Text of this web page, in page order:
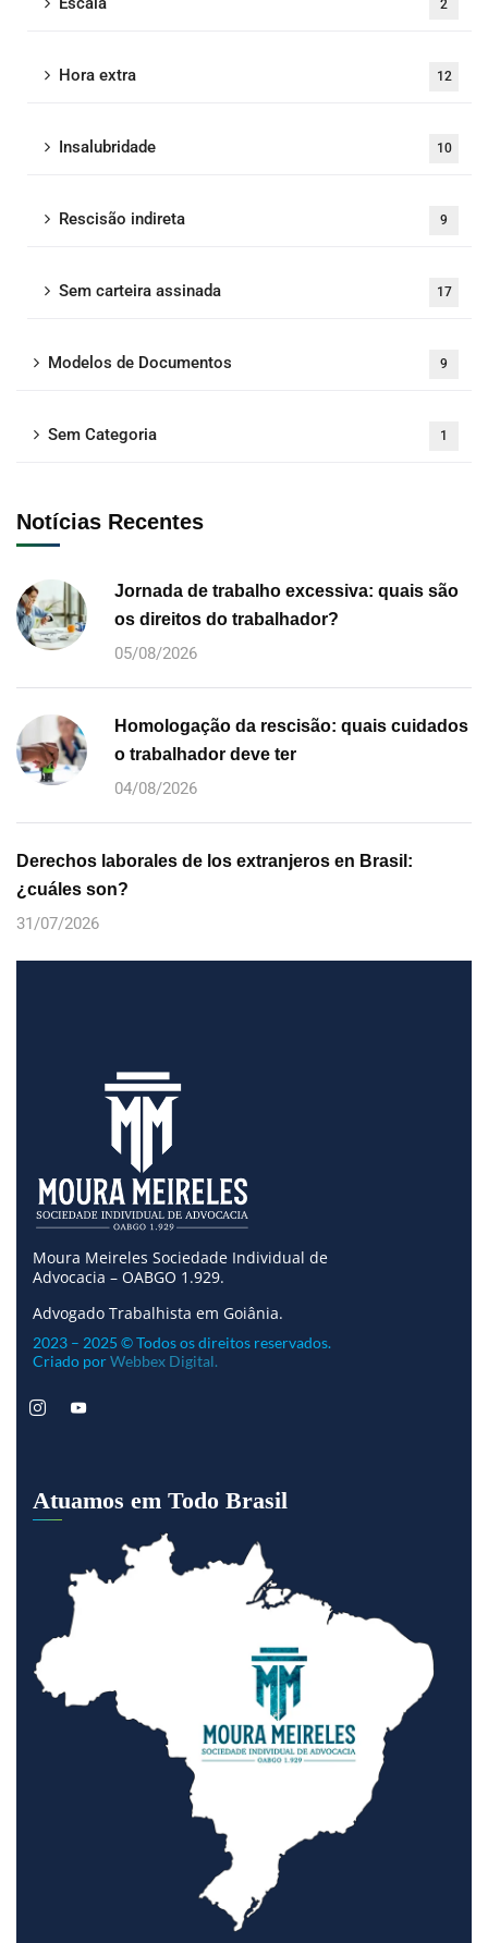
2
Hora extra 12
Insalubridade 10
Rescisão indireta 9
Sem carteira assinada 17
Modelos de Documentos 9
Sem Categoria 1
Notícias Recentes
Jornada de trabalho excessiva: quais são
os direitos do trabalhador?
05/08/2026
Homologação da rescisão: quais cuidados
o trabalhador deve ter
04/08/2026
Derechos laborales de los extranjeros en Brasil:
¿cuáles son?
31/07/2026
Moura Meireles Sociedade Individual de
Advocacia – OABGO 1.929.
Advogado Trabalhista em Goiânia.
2023 – 2025 © Todos os direitos reservados.
Criado porWebbex Digital.
Atuamos em Todo Brasil